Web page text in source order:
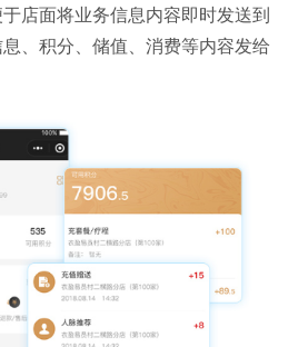
店面将业务信息内容即时发送到
、积分、储值、消费等内容发给